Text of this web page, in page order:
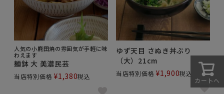
人気の小鹿田焼の雰囲気が手軽に味
わえます
麺鉢 大 美濃民芸
当店特別価格 ¥1,380税込
ゆず天目 さぬき丼ぶり
（大）21cm
当店特別価格 ¥1,900税込
カートへ